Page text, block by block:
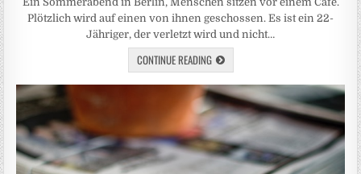
Plötzlich wird auf einen von ihnen geschossen. Es ist ein 22-
Jähriger, der verletzt wird und nicht…
CONTINUE READING